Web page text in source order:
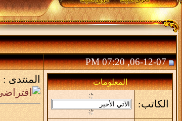
06-12-07, 07:20 PM
المعلومات
الكاتب:
المنتدى :